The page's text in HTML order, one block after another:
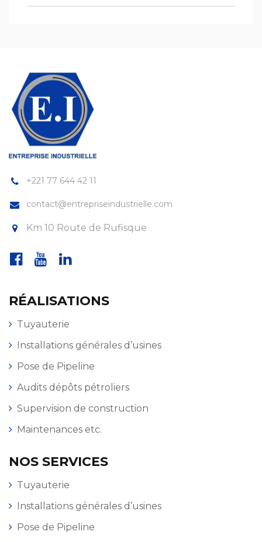
+221 77 644 42 11
contact@entrepriseindustrielle.com
Km 10 Route de Rufisque
RÉALISATIONS
Tuyauterie
Installations générales d’usines
Pose de Pipeline
Audits dépôts pétroliers
Supervision de construction
Maintenances etc.
NOS SERVICES
Tuyauterie
Installations générales d’usines
Pose de Pipeline